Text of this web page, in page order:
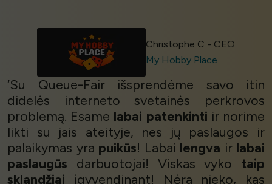
Christophe C - CEO
My Hobby Place
‘Su Queue-Fair išsprendėme savo itin
didelės interneto svetainės perkrovos
problemą. Esame labai patenkinti ir norime
likti su jais ateityje, nes jų paslaugos ir
palaikymas yra puikūs! Labai lengva ir labai
paslaugūs darbuotojai! Viskas vyko taip
sklandžiai įgyvendinant! Nėra nieko, kas